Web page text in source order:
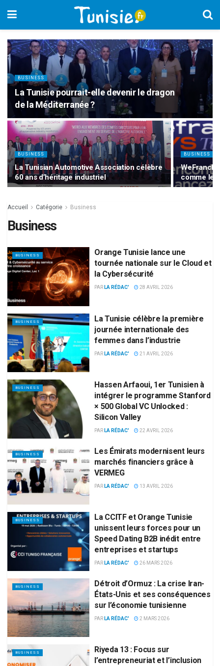
BUSINESS
La Tunisie pourrait-elle devenir le dragon
de la Méditerranée ?
BUSINESS
La Tunisian Automotive Association célèbre
60 ans d’héritage industriel
BUSINESS
comme
Accueil Catégorie Business
Business
BUSINESS
Orange Tunisie lance une
tournée nationale sur le Cloud et
la Cybersécurité
PAR LA RÉDAC' 28 AVRIL 2026
BUSINESS
La Tunisie célèbre la première
journée internationale des
femmes dans l’industrie
PAR LA RÉDAC' 21 AVRIL 2026
BUSINESS
Hassen Arfaoui, 1er Tunisien à
intégrer le programme Stanford
× 500 Global VC Unlocked :
Silicon Valley
PAR LA RÉDAC' 22 AVRIL 2026
BUSINESS
Les Émirats modernisent leurs
marchés financiers grâce à
VERMEG
PAR LA RÉDAC' 13 AVRIL 2026
BUSINESS
La CCITF et Orange Tunisie
unissent leurs forces pour un
Speed Dating B2B inédit entre
entreprises et startups
PAR LA RÉDAC' 26 MARS 2026
BUSINESS
Détroit d’Ormuz : La crise Iran-
États-Unis et ses conséquences
sur l’économie tunisienne
PAR LA RÉDAC' 2 MARS 2026
BUSINESS
Riyeda 13 : Focus sur
l’entrepreneuriat et l’inclusion